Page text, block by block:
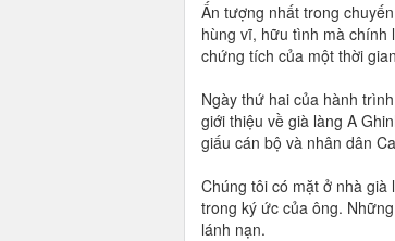
Ấn tượng nhất trong
hùng vĩ, hữu tình mà chính
chứng tích của một thời
Ngày thứ hai của hành
giới thiệu về già làng A
giấu cán bộ và nhân dân
Chúng tôi có mặt ở nhà
trong ký ức của ông.
lánh nạn.